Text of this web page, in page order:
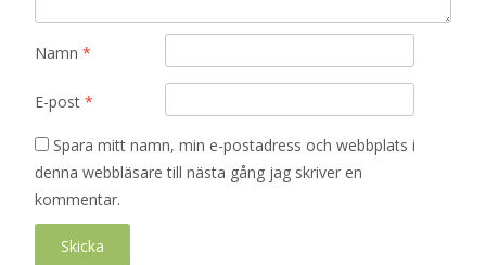
Namn *
E-post *
Spara mitt namn, min e-postadress och webbplats i
denna webbläsare till nästa gång jag skriver en
kommentar.